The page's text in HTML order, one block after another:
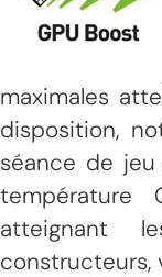
maximales
disposition,
séance de
température
atteignant
constructeurs,